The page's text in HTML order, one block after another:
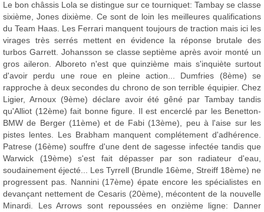
Le bon châssis Lola se distingue sur ce tourniquet: Tambay se classe
sixième, Jones dixième. Ce sont de loin les meilleures qualifications
du Team Haas. Les Ferrari manquent toujours de traction mais ici les
virages très serrés mettent en évidence la réponse brutale des
turbos Garrett. Johansson se classe septième après avoir monté un
gros aileron. Alboreto n'est que quinzième mais s'inquiète surtout
d'avoir perdu une roue en pleine action... Dumfries (8ème) se
rapproche à deux secondes du chrono de son terrible équipier. Chez
Ligier, Arnoux (9ème) déclare avoir été gêné par Tambay tandis
qu'Alliot (12ème) fait bonne figure. Il est encerclé par les Benetton-
BMW de Berger (11ème) et de Fabi (13ème), peu à l'aise sur les
pistes lentes. Les Brabham manquent complétement d'adhérence.
Patrese (16ème) souffre d'une dent de sagesse infectée tandis que
Warwick (19ème) s'est fait dépasser par son radiateur d'eau,
soudainement éjecté... Les Tyrrell (Brundle 16ème, Streiff 18ème) ne
progressent pas. Nannini (17ème) épate encore les spécialistes en
devançant nettement de Cesaris (20ème), mécontent de la nouvelle
Minardi. Les Arrows sont repoussées en onzième ligne: Danner